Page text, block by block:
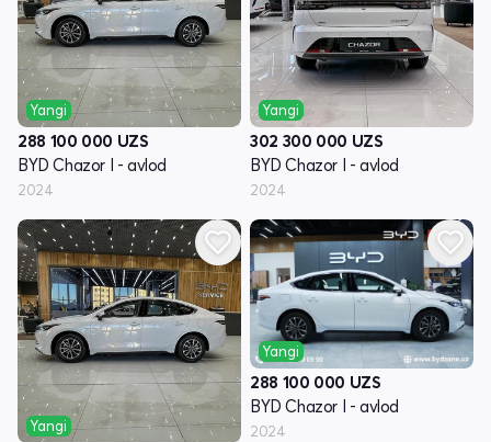
Yangi
288 100 000 UZS
BYD Chazor I - avlod
2024
Yangi
302 300 000 UZS
BYD Chazor I - avlod
2024
Yangi
Yangi
288 100 000 UZS
BYD Chazor I - avlod
2024